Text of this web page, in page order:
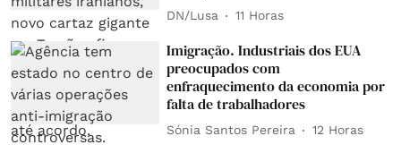
DN/Lusa 11 Horas
Imigração. Industriais dos EUA
preocupados com
enfraquecimento da economia por
falta de trabalhadores
Sónia Santos Pereira 12 Horas